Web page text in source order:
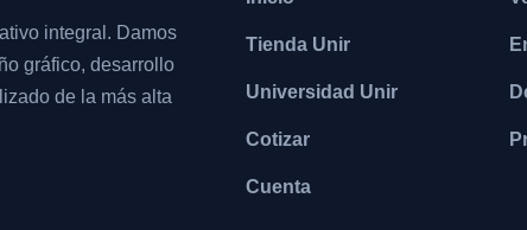
integral. Damos
gráfico, desarrollo
de la más alta
Tienda Unir
Universidad Unir
Cotizar
Cuenta